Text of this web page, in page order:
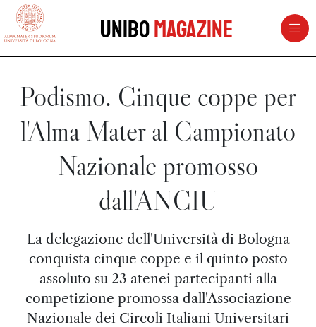
vai al contenuto della pagina
UniboMagazine
Podismo. Cinque coppe per
l'Alma Mater al Campionato
Nazionale promosso
dall'ANCIU
La delegazione dell'Università di Bologna
conquista cinque coppe e il quinto posto
assoluto su 23 atenei partecipanti alla
competizione promossa dall'Associazione
Nazionale dei Circoli Italiani Universitari